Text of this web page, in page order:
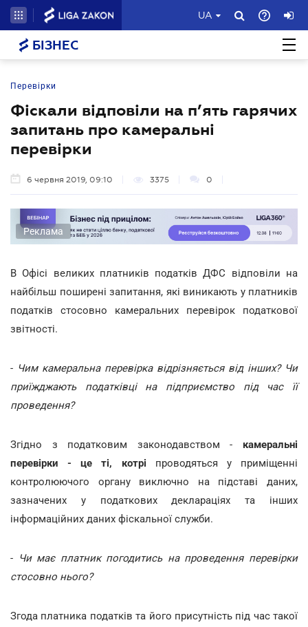
UA
БІЗНЕС
Перевірки
Фіскали відповіли на п’ять гарячих
запитань про камеральні
перевірки
6 червня 2019, 09:10 3375 0
Реклама
В Офісі великих платників податків ДФС відповіли на
найбільш поширені запитання, які виникають у платників
податків стосовно камеральних перевірок податкової
звітності.
- Чим камеральна перевірка відрізняється від інших? Чи
приїжджають податківці на підприємство під час її
проведення?
Згідно з податковим законодавством - камеральні
перевірки - це ті, котрі проводяться у приміщенні
контролюючого органу виключно на підставі даних,
зазначених у податкових деклараціях та інших
інформаційних даних фіскальної служби.
- Чи має платник погодитись на проведення перевірки
стосовно нього?
Згода платника податків та його присутність під час такої